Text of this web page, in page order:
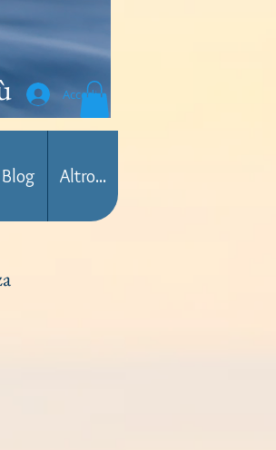
Accedi
Blog Altro...